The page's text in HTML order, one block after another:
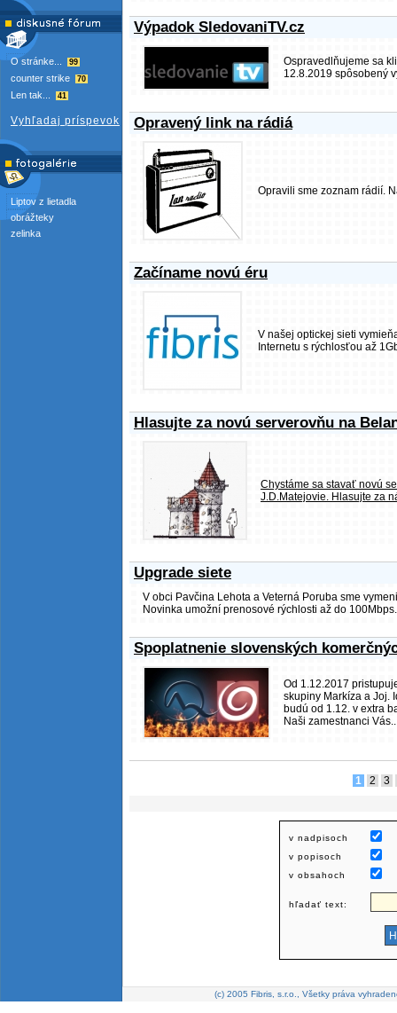
O stránke... 99
counter strike 70
Len tak... 41
Vyhľadaj príspevok
Liptov z lietadla
obrážteky
zelinka
Výpadok SledovaniTV.cz
Ospravedlňujeme sa
12.8.2019 spôsobený
Opravený link na rádiá
Opravili sme zoznam rádií.
Začíname novú éru
V našej optickej sieti
Internetu s rýchlosťou až
Hlasujte za novú serverovňu na
Chystáme sa stavať novú
J.D.Matejovie. Hlasujte za
Upgrade siete
V obci Pavčina Lehota a Veterná Poruba sme
Novinka umožní prenosové rýchlosti až do 100Mbps.
Spoplatnenie slovenských
Od 1.12.2017
skupiny Markíza a Joj.
budú od 1.12. v extra
Naši zamestnanci
1 2 3
v nadpisoch
v popisoch
v obsahoch
hľadať text:
(c) 2005 Fibris, s.r.o., Všetky práva